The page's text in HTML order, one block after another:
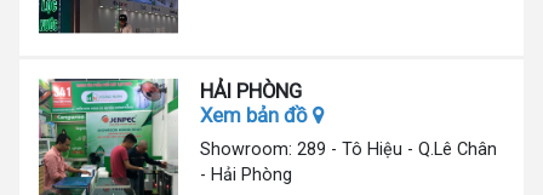
HẢI PHÒNG
Xem bản đồ
Showroom: 289 - Tô Hiệu - Q.Lê Chân
- Hải Phòng